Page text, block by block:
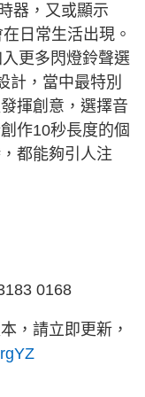
器，又或顯示
日常生活出現。
更多閃燈鈴聲選
計，當中最特別
揮創意，選擇音
作10秒長度的個
都能夠引人注
0168
，請立即更新，